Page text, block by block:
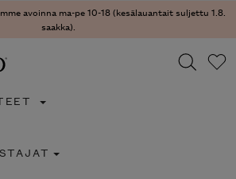
avoinna ma-pe 10-18 (kesälauantait suljettu
1.8. saakka).
for results.